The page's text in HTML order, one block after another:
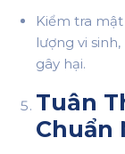
Kiểm tra
lượng vi
gây hại.
Tuân
Chuẩn